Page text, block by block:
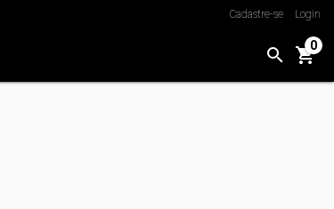
Cadastre-se Login
0